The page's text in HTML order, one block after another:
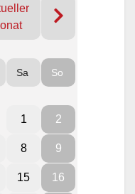
Sa So
1 2
8 9
15 16